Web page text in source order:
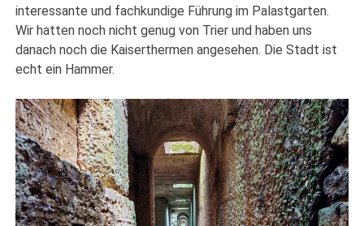
interessante und fachkundige Führung im Palastgarten.
Wir hatten noch nicht genug von Trier und haben uns
danach noch die Kaiserthermen angesehen. Die Stadt ist
echt ein Hammer.